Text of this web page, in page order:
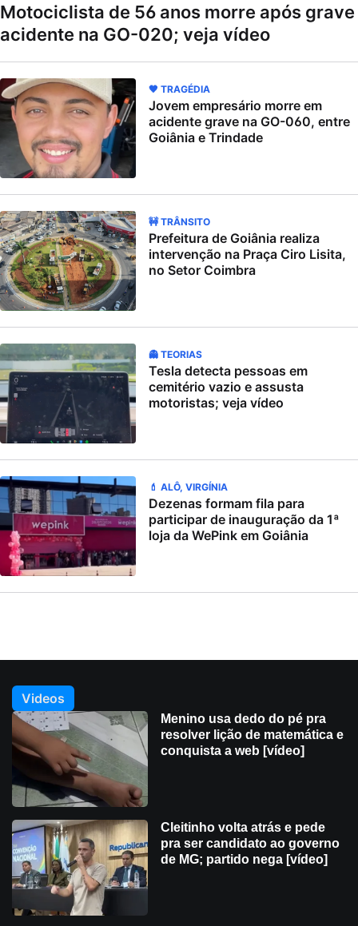
Motociclista de 56 anos morre após grave
acidente na GO-020; veja vídeo
🖤 TRAGÉDIA
Jovem empresário morre em
acidente grave na GO-060, entre
Goiânia e Trindade
🚧 TRÂNSITO
Prefeitura de Goiânia realiza
intervenção na Praça Ciro Lisita,
no Setor Coimbra
👻 TEORIAS
Tesla detecta pessoas em
cemitério vazio e assusta
motoristas; veja vídeo
💄 ALÔ, VIRGÍNIA
Dezenas formam fila para
participar de inauguração da 1ª
loja da WePink em Goiânia
Videos
Menino usa dedo do pé pra
resolver lição de matemática e
conquista a web [vídeo]
Cleitinho volta atrás e pede
pra ser candidato ao governo
de MG; partido nega [vídeo]